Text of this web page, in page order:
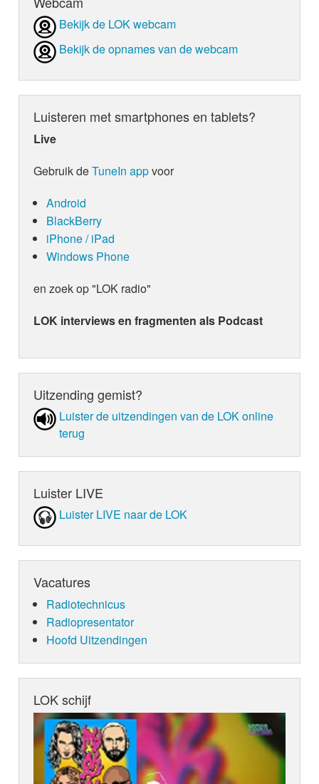
Bekijk de LOK webcam
Bekijk de opnames van de webcam
Luisteren met smartphones en tablets?
Live
Gebruik deTuneIn appvoor
Android
BlackBerry
iPhone / iPad
Windows Phone
en zoek op "LOK radio"
LOK interviews en fragmenten als Podcast
Uitzending gemist?
Luister de uit­zen­din­gen van de LOK online
terug
Luister LIVE
Luister LIVE naar de LOK
Vacatures
Radiotechnicus
Radiopresentator
Hoofd Uitzendingen
LOK schijf